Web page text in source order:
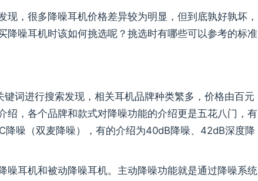
，很多降噪耳机价格差异较为明显，但到底孰好孰坏，
降噪耳机时该如何挑选呢？挑选时有哪些可以参考的标准
词进行搜索发现，相关耳机品牌种类繁多，价格由百元
绍，各个品牌和款式对降噪功能的介绍更是五花八门，有
降噪（双麦降噪），有的介绍为40dB降噪、42dB深度降
噪耳机和被动降噪耳机。主动降噪功能就是通过降噪系统